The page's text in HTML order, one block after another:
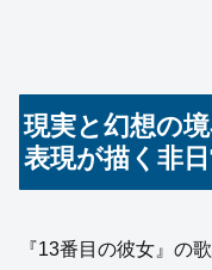
現実と幻想の
表現が描く非
『13番目の彼女』の